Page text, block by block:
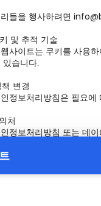
들을 행사하려면
및 추적 기술
사이트는 쿠키를 사용
있습니다.
책 변경
정보처리방침은 필요
처
정보처리방침 또는 데
뉴 캠알레 라레 캐디시